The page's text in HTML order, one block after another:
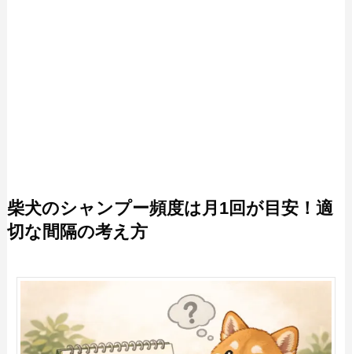
柴犬のシャンプー頻度は月1回が目安！適
切な間隔の考え方